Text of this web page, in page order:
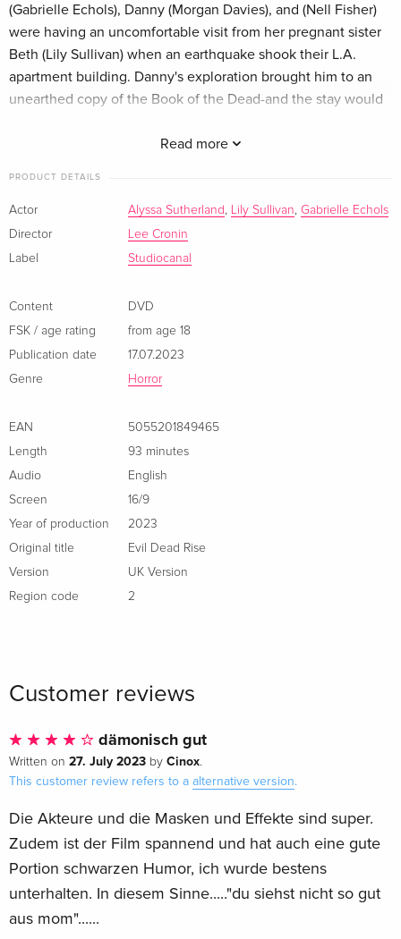
Standard edition
French
EUR 24.49
Standard edition
EUR 22.49
Read more
(Gabrielle Echols), Danny (Morgan Davies), and (Nell Fisher)
were having an uncomfortable visit from her pregnant sister
Beth (Lily Sullivan) when an earthquake shook their L.A.
apartment building. Danny's exploration brought him to an
unearthed copy of the Book of the Dead-and the stay would
franchise. Mirabai Pease, Richard Crouchley also star. 96 min.
commentary featurettes; image gallery; TV spots; theatrical
trailer; more.
PRODUCT DETAILS
Actor Alyssa Sutherland , Lily Sullivan, Gabrielle Echols
Director
Lee Cronin
Label
Studiocanal
Content
DVD
FSK / age rating
from age 18
Publication date
17.07.2023
Genre
Horror
EAN
5055201849465
Length
93 minutes
Audio
English
Screen
16/9
Year of production
2023
Original title
Evil Dead Rise
Version
UK Version
Region code
2
Customer reviews
dämonisch gut
Written on 27. July 2023 by Cinox.
This customer review refers to a alternative version.
Die Akteure und die Masken und Effekte sind super.
Zudem ist der Film spannend und hat auch eine gute
Portion schwarzen Humor, ich wurde bestens
unterhalten. In diesem Sinne....."du siehst nicht so gut
aus mom"......